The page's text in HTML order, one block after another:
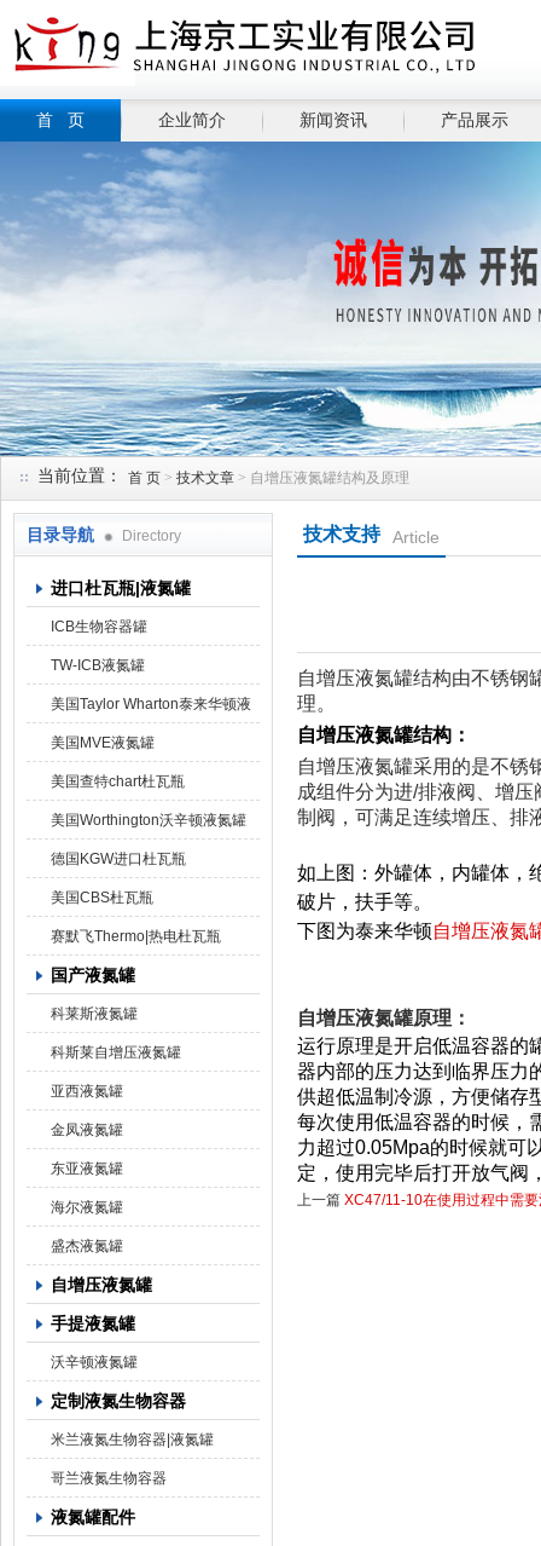
上海京工实业有限公司
首 页 企业简介 新闻资讯 产品展示
当前位置： 首 页 > 技术文章 > 自增压液氮罐结构及原理
目录导航 Directory
进口杜瓦瓶|液氮罐
ICB生物容器罐
TW-ICB液氮罐
美国Taylor Wharton泰来华顿液
氮罐
美国MVE液氮罐
美国查特chart杜瓦瓶
美国Worthington沃辛顿液氮罐
德国KGW进口杜瓦瓶
美国CBS杜瓦瓶
赛默飞Thermo|热电杜瓦瓶
国产液氮罐
科莱斯液氮罐
科斯莱自增压液氮罐
亚西液氮罐
金凤液氮罐
东亚液氮罐
海尔液氮罐
盛杰液氮罐
自增压液氮罐
手提液氮罐
沃辛顿液氮罐
定制液氮生物容器
米兰液氮生物容器|液氮罐
哥兰液氮生物容器
液氮罐配件
技术支持 Article
自增压液氮罐结构由不锈钢
理。
自增压液氮罐结构：
自增压液氮罐采用的是不锈
成组件分为进/排液阀、增
制阀，可满足连续增压、排
如上图：外罐体，内罐体，
破片，扶手等。
下图为泰来华顿自增压液氮
自增压液氮罐原理：
运行原理是开启低温容器的
器内部的压力达到临界压力
供超低温制冷源，方便储存
每次使用低温容器的时候，
力超过0.05Mpa的时候就可
定，使用完毕后打开放气阀
上一篇 XC47/11-10在使用过程中需